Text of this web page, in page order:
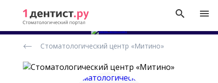
стоматологических
Стоматологический центр «Митино»